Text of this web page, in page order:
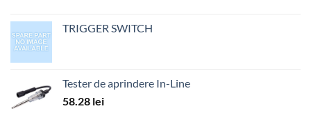
TRIGGER SWITCH
Tester de aprindere In-Line
58.28 lei